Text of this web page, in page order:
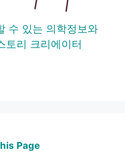
수 있는 의학정보와
토리 크리에이터
Page